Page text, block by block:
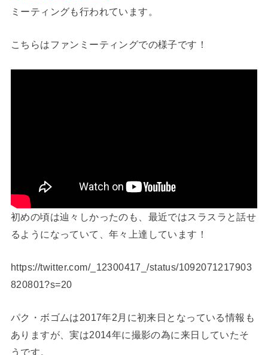
ミーティングも行われています。
こちらはファンミーティングでの様子です！
初めの頃は辿々しかったのも、最近ではスラスラと話せ
るようになっていて、年々上達しています！
https://twitter.com/_12300417_/status/1092071217903
820801?s=20
パク・ボゴムは2017年2月に初来日となっている情報も
ありますが、実は2014年に撮影の為に来日していたそ
うです。